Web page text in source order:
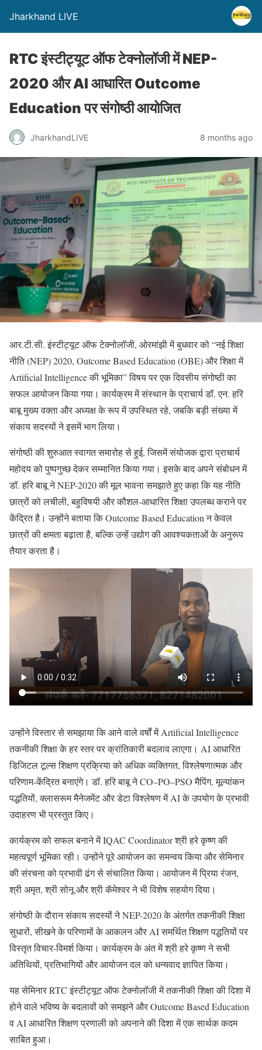
Jharkhand LIVE
RTC इंस्टीट्यूट ऑफ टेक्नोलॉजी में NEP-
2020 और AI आधारित Outcome
Education पर संगोष्ठी आयोजित
JharkhandLIVE 8 months ago
आर.टी.सी. इंस्टीट्यूट ऑफ टेक्नोलॉजी, ओरमांझी में बुधवार को “नई शिक्षा
नीति (NEP) 2020, Outcome Based Education (OBE) और शिक्षा में
Artificial Intelligence की भूमिका” विषय पर एक दिवसीय संगोष्ठी का
सफल आयोजन किया गया। कार्यक्रम में संस्थान के प्राचार्य डॉ. एन. हरि
बाबू मुख्य वक्ता और अध्यक्ष के रूप में उपस्थित रहे, जबकि बड़ी संख्या में
संकाय सदस्यों ने इसमें भाग लिया।
संगोष्ठी की शुरुआत स्वागत समारोह से हुई, जिसमें संयोजक द्वारा प्राचार्य
महोदय को पुष्पगुच्छ देकर सम्मानित किया गया। इसके बाद अपने संबोधन में
डॉ. हरि बाबू ने NEP-2020 की मूल भावना समझाते हुए कहा कि यह नीति
छात्रों को लचीली, बहुविषयी और कौशल-आधारित शिक्षा उपलब्ध कराने पर
केंद्रित है। उन्होंने बताया कि Outcome Based Education न केवल
छात्रों की क्षमता बढ़ाता है, बल्कि उन्हें उद्योग की आवश्यकताओं के अनुरूप
तैयार करता है।
उन्होंने विस्तार से समझाया कि आने वाले वर्षों में Artificial Intelligence
तकनीकी शिक्षा के हर स्तर पर क्रांतिकारी बदलाव लाएगा। AI आधारित
डिजिटल टूल्स शिक्षण प्रक्रिया को अधिक व्यक्तिगत, विश्लेषणात्मक और
परिणाम-केंद्रित बनाएंगे। डॉ. हरि बाबू ने CO–PO–PSO मैपिंग, मूल्यांकन
पद्धतियों, क्लासरूम मैनेजमेंट और डेटा विश्लेषण में AI के उपयोग के प्रभावी
उदाहरण भी प्रस्तुत किए।
कार्यक्रम को सफल बनाने में IQAC Coordinator श्री हरे कृष्ण की
महत्वपूर्ण भूमिका रही। उन्होंने पूरे आयोजन का समन्वय किया और सेमिनार
की संरचना को प्रभावी ढंग से संचालित किया। आयोजन में प्रिया रंजन,
श्री अमृत, श्री सोनू और श्री कॅमेश्वर ने भी विशेष सहयोग दिया।
संगोष्ठी के दौरान संकाय सदस्यों ने NEP-2020 के अंतर्गत तकनीकी शिक्षा
सुधारों, सीखने के परिणामों के आकलन और AI समर्थित शिक्षण पद्धतियों पर
विस्तृत विचार-विमर्श किया। कार्यक्रम के अंत में श्री हरे कृष्ण ने सभी
अतिथियों, प्रतिभागियों और आयोजन दल को धन्यवाद ज्ञापित किया।
यह सेमिनार RTC इंस्टीट्यूट ऑफ टेक्नोलॉजी में तकनीकी शिक्षा की दिशा में
होने वाले भविष्य के बदलावों को समझने और Outcome Based Education
व AI आधारित शिक्षण प्रणाली को अपनाने की दिशा में एक सार्थक कदम
साबित हुआ।